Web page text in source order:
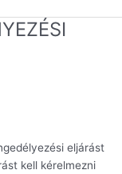
eljárást
kell kérelmezni